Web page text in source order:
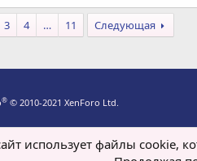
3 4 … 11 Следующая
® © 2010-2021 XenForo Ltd.
использует файлы cookie,